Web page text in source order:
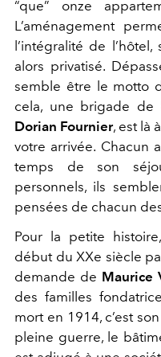
“que” onze
L’aménagement
l’intégralité de
alors privatisé.
semble être le motto
cela, une brigade de
Dorian Fournier, est là
votre arrivée. Chacun
temps de son
personnels, ils
pensées de chacun
Pour la petite
début du XXe siècle
demande de Maurice
des familles
mort en 1914, c’est
pleine guerre, le